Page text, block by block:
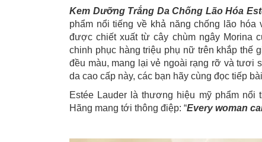
Kem Dưỡng Trắng Da Chống Lão Hóa
phẩm nổi tiếng về khả năng chống lão
được chiết xuất từ cây chùm ngây Morina
chinh phục hàng triệu phụ nữ trên khắp thế
đều màu, mang lại vẻ ngoài rạng rỡ và tươi
da cao cấp này, các bạn hãy cùng đọc tiếp
Estée Lauder là thương hiệu mỹ phẩm
Hãng mang tới thông điệp: “Every woman